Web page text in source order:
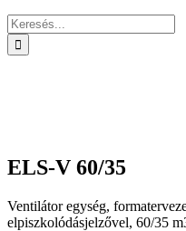
Keresés...
ELS-V 60/35
Ventilátor egység,
elpiszkolódásjelzővel, 60/35